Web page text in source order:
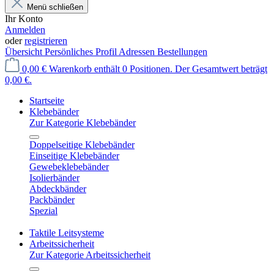
Menü schließen
Ihr Konto
Anmelden
oderregistrieren
Übersicht Persönliches Profil Adressen Bestellungen
0,00 € Warenkorb enthält 0 Positionen. Der Gesamtwert beträgt
0,00 €.
Startseite
Klebebänder
Zur Kategorie Klebebänder
Doppelseitige Klebebänder
Einseitige Klebebänder
Gewebeklebebänder
Isolierbänder
Abdeckbänder
Packbänder
Spezial
Taktile Leitsysteme
Arbeitssicherheit
Zur Kategorie Arbeitssicherheit